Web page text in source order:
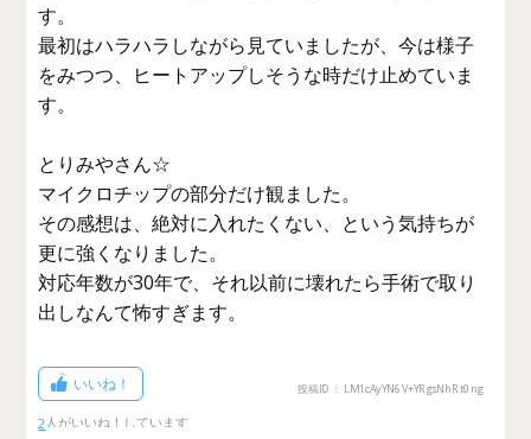
す。
最初はハラハラしながら見ていましたが、今は様子
をみつつ、ヒートアップしそうな時だけ止めていま
す。
とりみやさん☆
マイクロチップの部分だけ観ました。
その感想は、絶対に入れたくない、という気持ちが
更に強くなりました。
対応年数が30年で、それ以前に壊れたら手術で取り
出しなんて怖すぎます。
いいね！
2
投稿ID： LM1cAyYN6V+YRgsNhRt0ng